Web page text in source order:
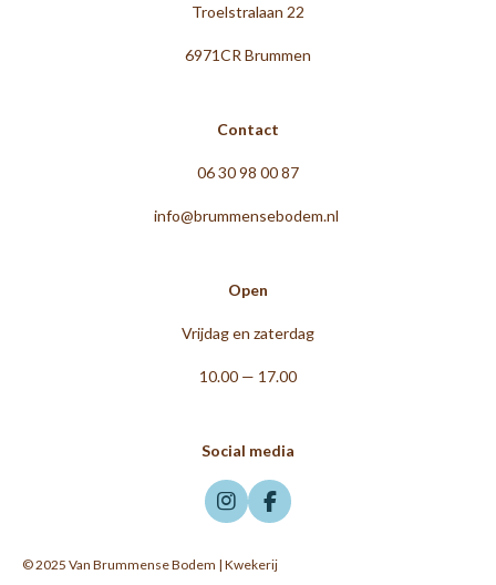
Troelstralaan 22
6971CR Brummen
Contact
06 30 98 00 87
info@brummensebodem.nl
Open
Vrijdag en zaterdag
10.00 — 17.00
Social media
I
n
t
F
a
e
© 2025 Van Brummense Bodem | Kwekerij